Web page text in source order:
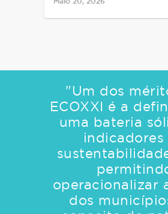
"Um dos
ECOXXI é a
uma bateria
indicadores
operacionalizar
dos